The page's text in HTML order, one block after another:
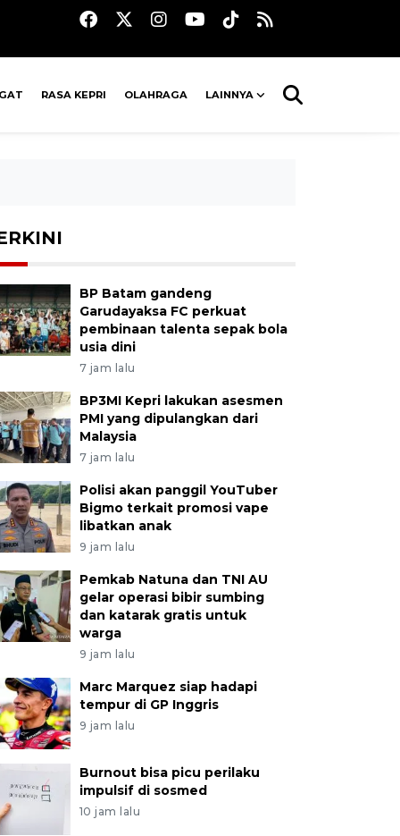
RASA KEPRI OLAHRAGA LAINNYA
BP Batam gandeng
Garudayaksa FC perkuat
pembinaan talenta sepak bola
usia dini
7 jam lalu
BP3MI Kepri lakukan asesmen
PMI yang dipulangkan dari
Malaysia
7 jam lalu
Polisi akan panggil YouTuber
Bigmo terkait promosi vape
libatkan anak
9 jam lalu
Pemkab Natuna dan TNI AU
gelar operasi bibir sumbing
dan katarak gratis untuk
warga
9 jam lalu
Marc Marquez siap hadapi
tempur di GP Inggris
9 jam lalu
Burnout bisa picu perilaku
impulsif di sosmed
10 jam lalu